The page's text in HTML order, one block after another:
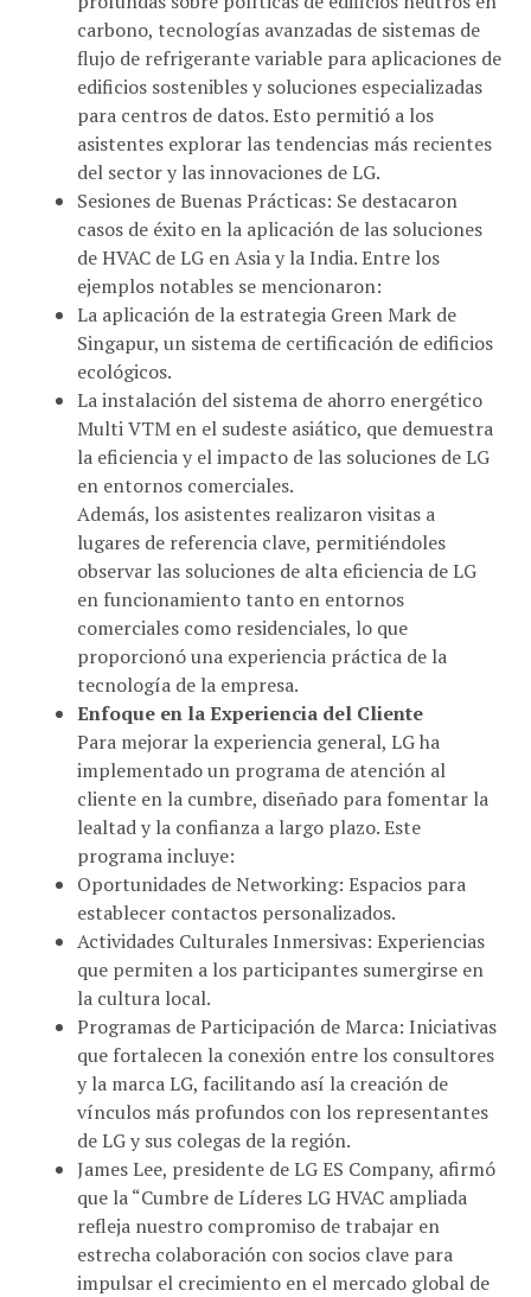
flujo de refrigerante variable para aplicaciones de
edificios sostenibles y soluciones especializadas
para centros de datos. Esto permitió a los
asistentes explorar las tendencias más recientes
del sector y las innovaciones de LG.
Sesiones de Buenas Prácticas: Se destacaron
casos de éxito en la aplicación de las soluciones
de HVAC de LG en Asia y la India. Entre los
ejemplos notables se mencionaron:
La aplicación de la estrategia Green Mark de
Singapur, un sistema de certificación de edificios
ecológicos.
La instalación del sistema de ahorro energético
Multi VTM en el sudeste asiático, que demuestra
la eficiencia y el impacto de las soluciones de LG
en entornos comerciales.
Además, los asistentes realizaron visitas a
lugares de referencia clave, permitiéndoles
observar las soluciones de alta eficiencia de LG
en funcionamiento tanto en entornos
comerciales como residenciales, lo que
proporcionó una experiencia práctica de la
tecnología de la empresa.
Enfoque en la Experiencia del Cliente
Para mejorar la experiencia general, LG ha
implementado un programa de atención al
cliente en la cumbre, diseñado para fomentar la
lealtad y la confianza a largo plazo. Este
programa incluye:
Oportunidades de Networking: Espacios para
establecer contactos personalizados.
Actividades Culturales Inmersivas: Experiencias
que permiten a los participantes sumergirse en
la cultura local.
Programas de Participación de Marca: Iniciativas
que fortalecen la conexión entre los consultores
y la marca LG, facilitando así la creación de
vínculos más profundos con los representantes
de LG y sus colegas de la región.
James Lee, presidente de LG ES Company, afirmó
que la “Cumbre de Líderes LG HVAC ampliada
refleja nuestro compromiso de trabajar en
estrecha colaboración con socios clave para
impulsar el crecimiento en el mercado global de
HVAC y sentar las bases para un éxito sostenible”.